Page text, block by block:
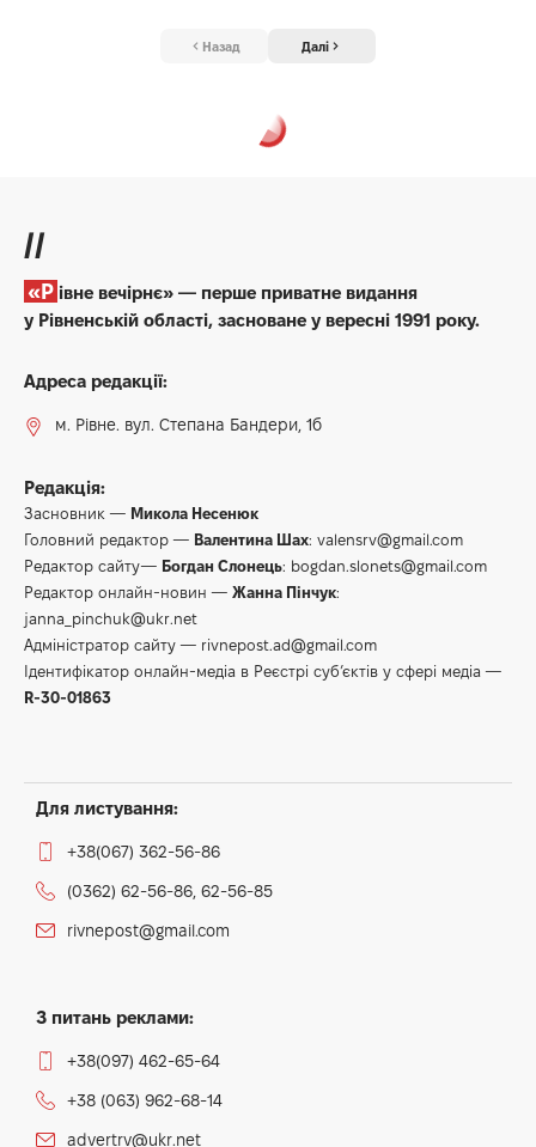
Назад Далі
//
«Рівне вечірнє» — перше приватне видання
у Рівненській області, засноване у вересні 1991 року.
Адреса редакції:
м. Рівне. вул. Степана Бандери, 1б
Редакція:
Засновник — Микола Несенюк
Головний редактор — Валентина Шах: valensrv@gmail.com
Редактор сайту— Богдан Слонець: bogdan.slonets@gmail.com
Редактор онлайн-новин — Жанна Пінчук:
janna_pinchuk@ukr.net
Адміністратор сайту — rivnepost.ad@gmail.com
Ідентифікатор онлайн-медіа в Реєстрі суб’єктів у сфері медіа —
R-30-01863
Для листування:
+38(067) 362-56-86
(0362) 62-56-86, 62-56-85
rivnepost@gmail.com
З питань реклами:
+38(097) 462-65-64
+38 (063) 962-68-14
advertrv@ukr.net